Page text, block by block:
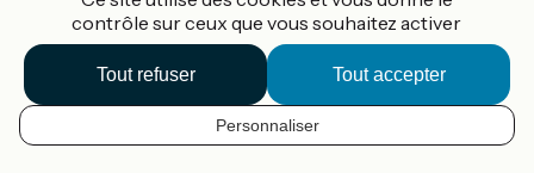
FR
Accueil Vélo Pro
Contact
Mentions légales
contrôle sur ceux que vous souhaitez activer
Tout accepter
Tout refuser
Personnaliser